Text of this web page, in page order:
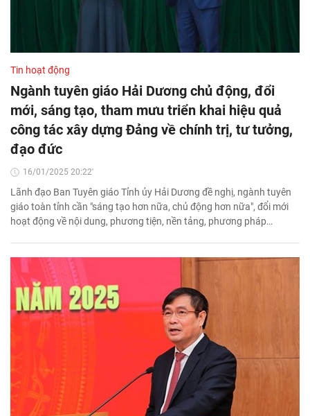
Tin hoạt động
Ngành tuyên giáo Hải Dương chủ động, đổi
mới, sáng tạo, tham mưu triển khai hiệu quả
công tác xây dựng Đảng về chính trị, tư tưởng,
đạo đức
16/01/2025 20:22'
Lãnh đạo Ban Tuyên giáo Tỉnh ủy Hải Dương đề nghị, ngành tuyên
giáo toàn tỉnh cần "sáng tạo hơn nữa, chủ động hơn nữa", đổi mới
hoạt động về nội dung, phương tiện, nền tảng, phương pháp…